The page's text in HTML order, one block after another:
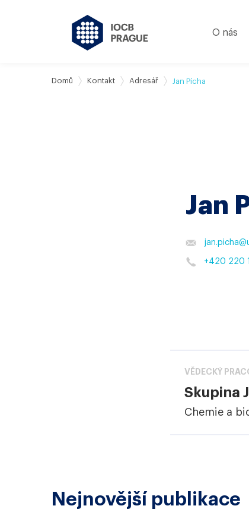
O nás
Domů Kontakt Adresář Jan Pícha
Jan
jan.picha@
+420 220
VĚDECKÝ
Skupina
Chemie a
Nejnovější publikace